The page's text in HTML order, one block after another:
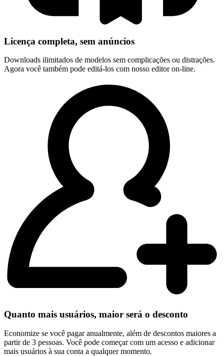
Licença completa, sem anúncios
Downloads ilimitados de modelos sem complicações ou distrações.
Agora você também pode editá-los com nosso editor on-line.
Quanto mais usuários, maior será o desconto
Economize se você pagar anualmente, além de descontos maiores a
partir de 3 pessoas. Você pode começar com um acesso e adicionar
mais usuários à sua conta a qualquer momento.